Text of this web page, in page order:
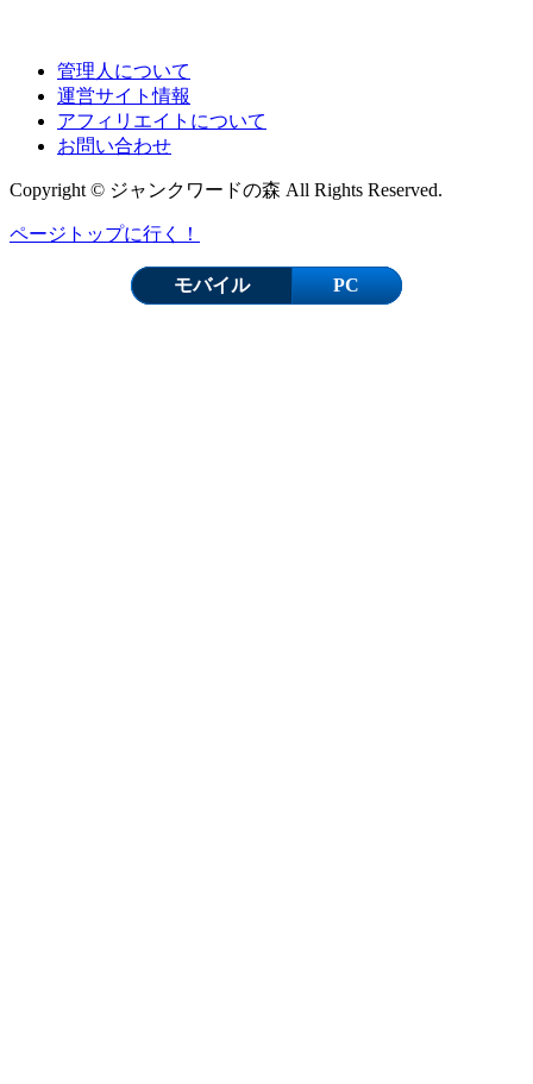
管理人について
運営サイト情報
アフィリエイトについて
お問い合わせ
Copyright © ジャンクワードの森 All Rights Reserved.
ページトップに行く！
モバイル PC